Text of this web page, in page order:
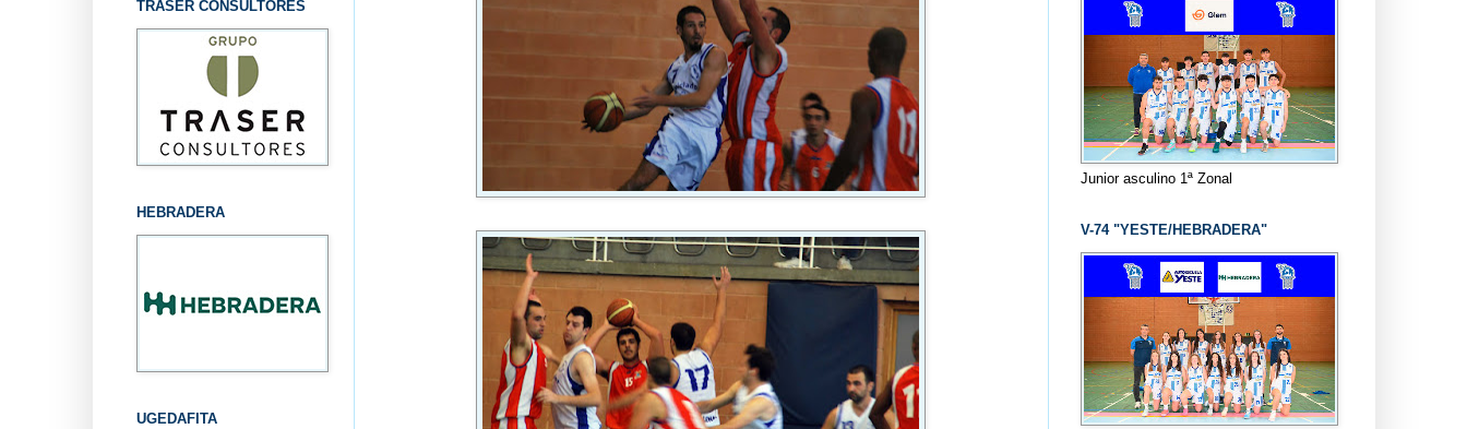
TRASER CONSULTORES
HEBRADERA
UGEDAFITA
Junior asculino 1ª Zonal
V-74 "YESTE/HEBRADERA"